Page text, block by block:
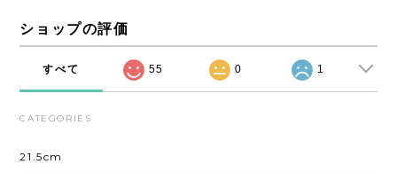
ショップの評価
すべて 55 0 1
CATEGORIES
21.5cm